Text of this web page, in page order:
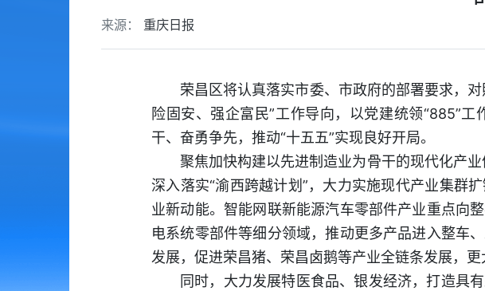
来源： 重庆日报
荣昌区将认真落实市委、市政府的部署要求，
险固安、强企富民”工作导向，以党建统领“885”
干、奋勇争先，推动“十五五”实现良好开局。
聚焦加快构建以先进制造业为骨干的现代化产业
深入落实“渝西跨越计划”，大力实施现代产业集群
业新动能。智能网联新能源汽车零部件产业重点向
电系统零部件等细分领域，推动更多产品进入整车
发展，促进荣昌猪、荣昌卤鹅等产业全链条发展，
同时，大力发展特医食品、银发经济，打造具